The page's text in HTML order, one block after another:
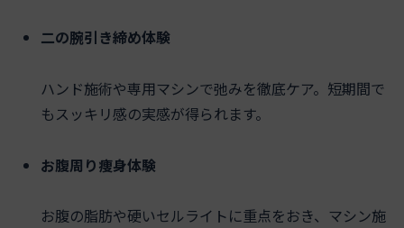
二の腕引き締め体験
ハンド施術や専用マシンで弛みを徹底ケア。短期間で
もスッキリ感の実感が得られます。
お腹周り痩身体験
お腹の脂肪や硬いセルライトに重点をおき、マシン施